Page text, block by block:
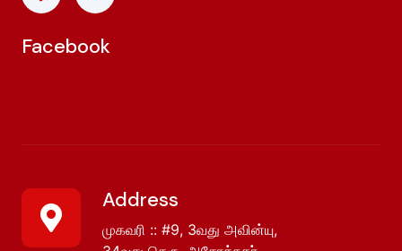
Facebook
Address
முகவரி :: #9, 3வது அவின்யு,